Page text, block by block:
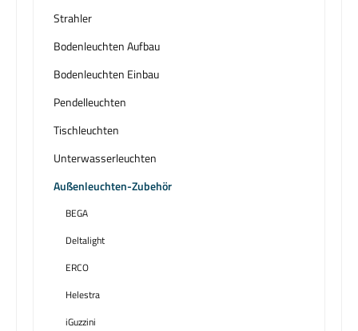
Strahler
Bodenleuchten Aufbau
Bodenleuchten Einbau
Pendelleuchten
Tischleuchten
Unterwasserleuchten
Außenleuchten-Zubehör
BEGA
Deltalight
ERCO
Helestra
iGuzzini